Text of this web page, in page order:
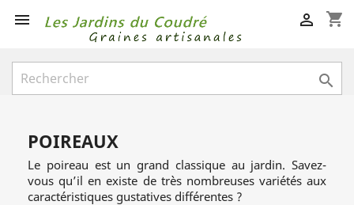
 shopping_cart


POIREAUX
Le poireau est un grand classique au jardin. Savez-
vous qu’il en existe de très nombreuses variétés aux
caractéristiques gustatives différentes ?